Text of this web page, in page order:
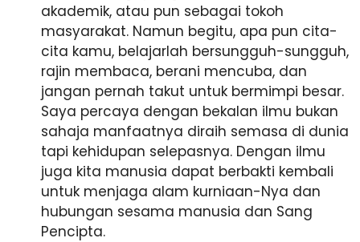
akademik, atau pun sebagai tokoh
masyarakat. Namun begitu, apa pun cita-
cita kamu, belajarlah bersungguh-sungguh,
rajin membaca, berani mencuba, dan
jangan pernah takut untuk bermimpi besar.
Saya percaya dengan bekalan ilmu bukan
sahaja manfaatnya diraih semasa di dunia
tapi kehidupan selepasnya. Dengan ilmu
juga kita manusia dapat berbakti kembali
untuk menjaga alam kurniaan-Nya dan
hubungan sesama manusia dan Sang
Pencipta.